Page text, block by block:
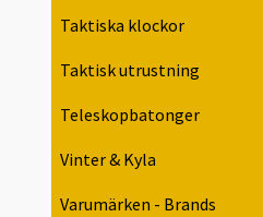
Taktiska klockor
Taktisk utrustning
Teleskopbatonger
Vinter & Kyla
Varumärken - Brands